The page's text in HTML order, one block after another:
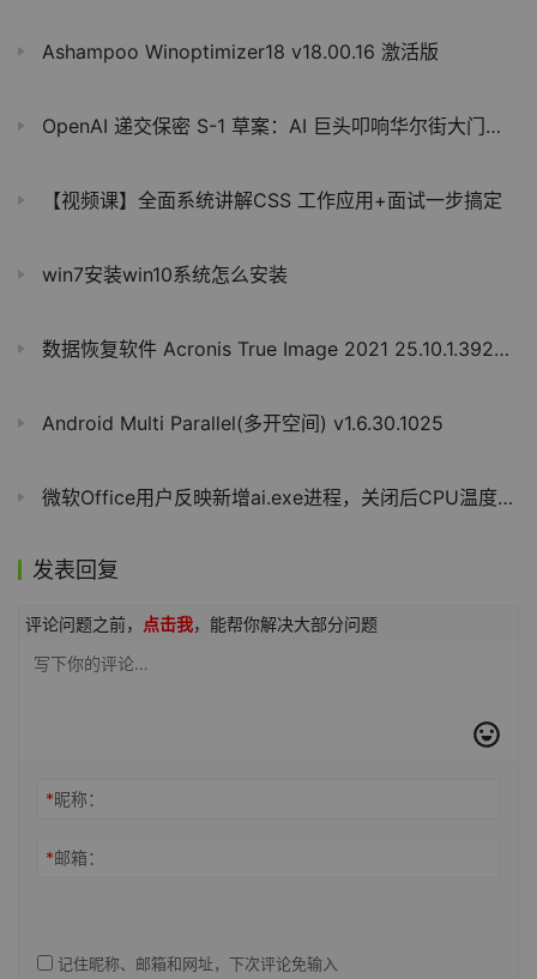
Ashampoo Winoptimizer18 v18.00.16 激活版
OpenAI 递交保密 S-1 草案：AI 巨头叩响华尔街大门，与 Anthropic 的上市竞速开启
【视频课】全面系统讲解CSS 工作应用+面试一步搞定
win7安装win10系统怎么安装
数据恢复软件 Acronis True Image 2021 25.10.1.39287 修改版
Android Multi Parallel(多开空间) v1.6.30.1025
微软Office用户反映新增ai.exe进程，关闭后CPU温度下降10°C
发表回复
评论问题之前， 点击我，能帮你解决大部分问题
*昵称：
*邮箱：
记住昵称、邮箱和网址，下次评论免输入